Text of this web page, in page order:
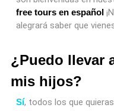
free tours en español
alegrará saber que
¿Puedo llevar
mis hijos?
Sí, todos los que quieras